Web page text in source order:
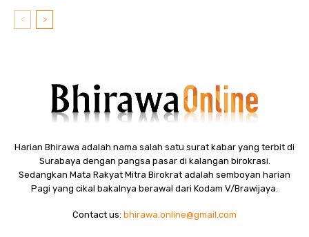
Harian Bhirawa adalah nama salah satu surat kabar yang terbit di
Surabaya dengan pangsa pasar di kalangan birokrasi.
Sedangkan Mata Rakyat Mitra Birokrat adalah semboyan harian
Pagi yang cikal bakalnya berawal dari Kodam V/Brawijaya.
Contact us: bhirawa.online@gmail.com